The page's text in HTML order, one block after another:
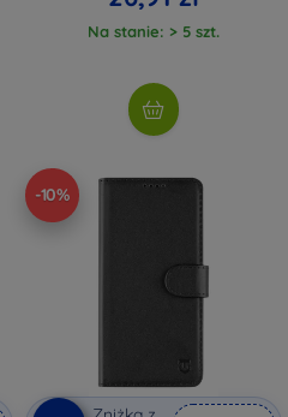
Na stanie: > 5 szt.
-10%